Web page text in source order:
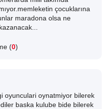
çocuklarına
maradona olsa ne
(0)
oyunculari oynatmiyor bilerek
baska kulube bide bilerek